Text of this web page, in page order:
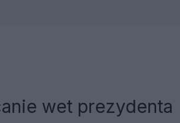
wet prezydenta